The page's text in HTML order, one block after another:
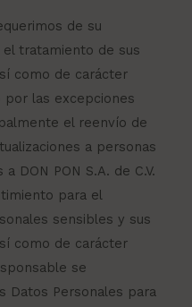
de su
tratamiento de sus
como de carácter
las excepciones
el reenvío de
a personas
DON PON S.A. de C.V.
para el
sensibles y sus
como de carácter
se
Datos Personales para